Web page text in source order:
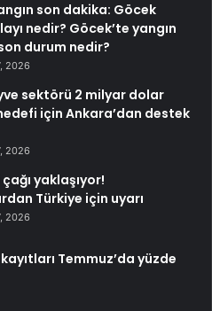
son dakika: Göcek
nedir? Göcek’te yangın
son durum nedir?
2026
sektörü 2 milyar dolar
için Ankara’dan destek
2026
yaklaşıyor!
Türkiye için uyarı
2026
Temmuz’da yüzde